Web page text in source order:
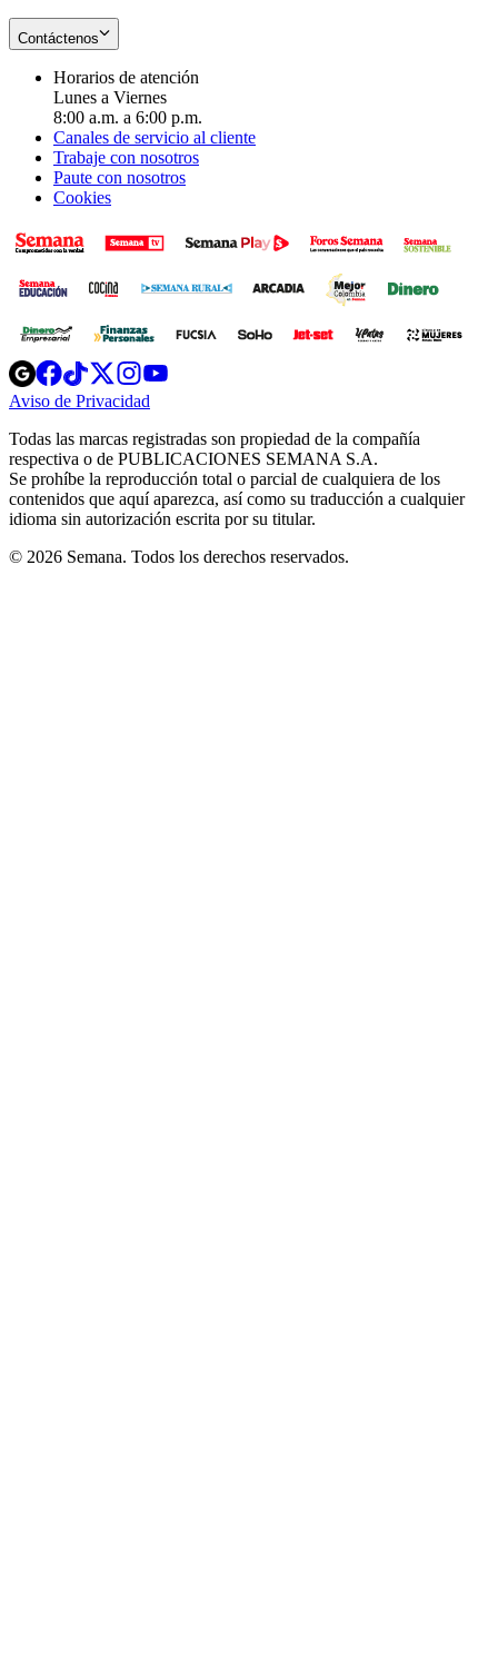
Contáctenos
Horarios de atención
Lunes a Viernes
8:00 a.m. a 6:00 p.m.
Canales de servicio al cliente
Trabaje con nosotros
Paute con nosotros
Cookies
Opens
in
new
Opens
in
new
Opens
in
new
window
Opens
new
windowwindow
Aviso de Privacidad
new
window
Todas las marcas registradas son propiedad de la compañía
respectiva o de PUBLICACIONES SEMANA S.A.
Se prohíbe la reproducción total o parcial de cualquiera de los
contenidos que aquí aparezca, así como su traducción a cualquier
idioma sin autorización escrita por su titular.
© 2026 Semana. Todos los derechos reservados.